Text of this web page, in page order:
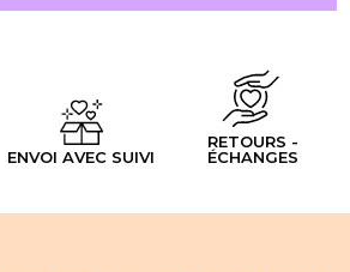
ENVOI AVEC SUIVI
RETOURS -
ÉCHANGES